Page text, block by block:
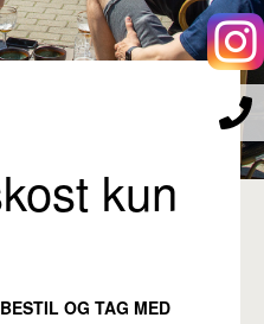
kun
OG TAG MED